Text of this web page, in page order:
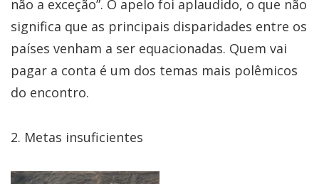
não a exceção”. O apelo foi aplaudido, o que não
significa que as principais disparidades entre os
países venham a ser equacionadas. Quem vai
pagar a conta é um dos temas mais polêmicos
do encontro.
2. Metas insuficientes